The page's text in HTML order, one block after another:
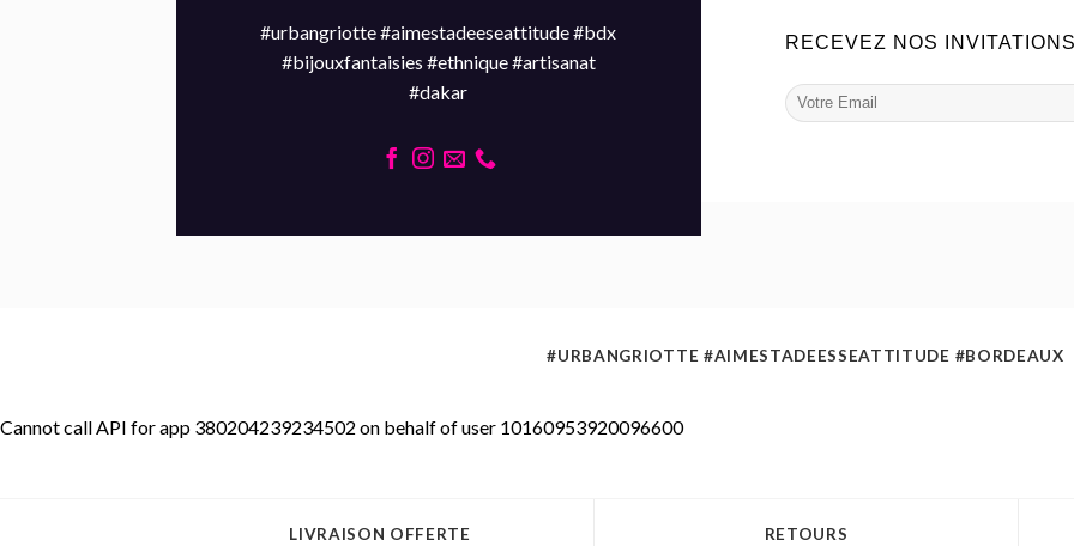
#urbangriotte #aimestadeeseattitude #bdx
#bijouxfantaisies #ethnique #artisanat
#dakar
RECEVEZ NOS
#URBANGRIOTTE #AIMESTADEESSEATTITUDE #BORDEAUX
Cannot call API for app 380204239234502 on behalf of user 10160953920096600
LIVRAISON OFFERTE RETOURS